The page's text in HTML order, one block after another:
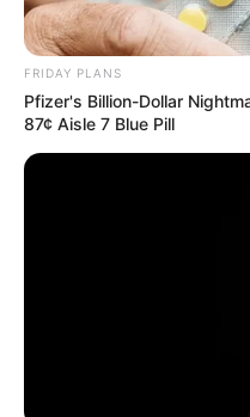
FRIDAY PLANS
Pfizer's Billion-Dollar
87¢ Aisle 7 Blue Pill